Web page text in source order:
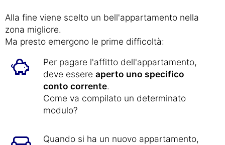
Alla fine viene scelto un bell'appartamento nella
zona migliore.
Ma presto emergono le prime difficoltà:
Per pagare l'affitto dell'appartamento,
deve essere aperto uno specifico
conto corrente.
Come va compilato un determinato
modulo?
Quando si ha un nuovo appartamento,